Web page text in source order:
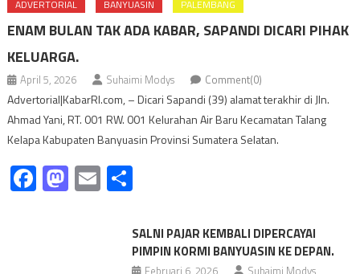
ADVERTORIAL BANYUASIN PALEMBANG
ENAM BULAN TAK ADA KABAR, SAPANDI DICARI PIHAK
KELUARGA.
April 5, 2026 Suhaimi Modys Comment(0)
Advertorial|KabarRI.com, – Dicari Sapandi (39) alamat terakhir di Jln.
Ahmad Yani, RT. 001 RW. 001 Kelurahan Air Baru Kecamatan Talang
Kelapa Kabupaten Banyuasin Provinsi Sumatera Selatan.
Facebook
Mastodon
EmailShare
SALNI PAJAR KEMBALI DIPERCAYAI
PIMPIN KORMI BANYUASIN KE DEPAN.